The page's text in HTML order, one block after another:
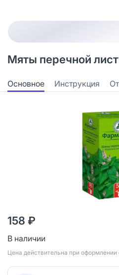
Мяты перечной
Основное Инструкция
158 ₽
В наличии
Цена действительна при оформлении